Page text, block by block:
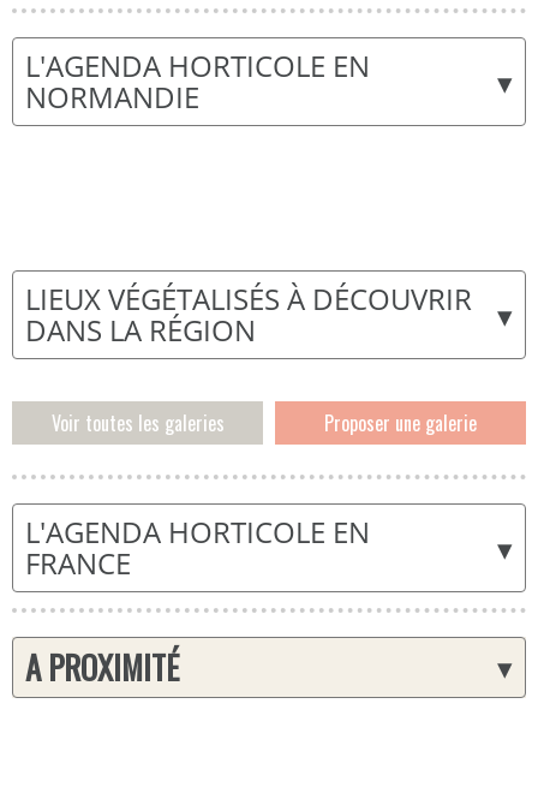
▾
L'AGENDA HORTICOLE EN
NORMANDIE
▾
LIEUX VÉGÉTALISÉS À DÉCOUVRIR
DANS LA RÉGION
Voir toutes les galeries Proposer une galerie
▾
L'AGENDA HORTICOLE EN
FRANCE
▾
A PROXIMITÉ